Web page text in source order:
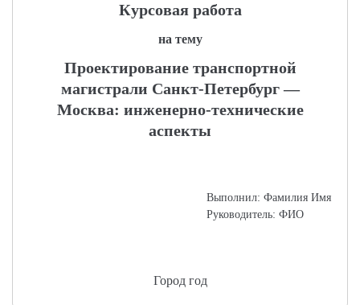
Курсовая работа
на тему
Проектирование транспортной
магистрали Санкт-Петербург —
Москва: инженерно-технические
аспекты
Выполнил: Фамилия Имя
Руководитель: ФИО
Город год